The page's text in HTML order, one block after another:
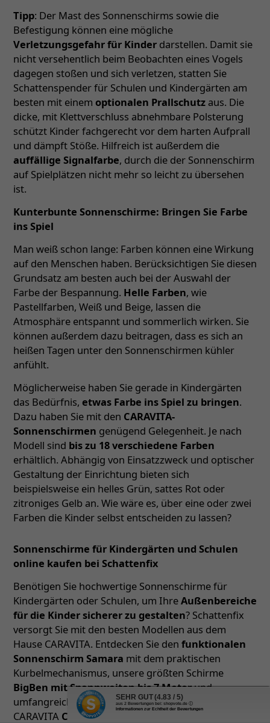
Tipp: Der Mast des Sonnenschirms sowie die
Befestigung können eine mögliche
Verletzungsgefahr für Kinder darstellen. Damit sie
nicht versehentlich beim Beobachten eines Vogels
dagegen stoßen und sich verletzen, statten Sie
Schattenspender für Schulen und Kindergärten am
besten mit einem optionalen Prallschutz aus. Die
dicke, mit Klettverschluss abnehmbare Polsterung
schützt Kinder fachgerecht vor dem harten Aufprall
und dämpft Stöße. Hilfreich ist außerdem die
auffällige Signalfarbe, durch die der Sonnenschirm
auf Spielplätzen nicht mehr so leicht zu übersehen
ist.
Kunterbunte Sonnenschirme: Bringen Sie Farbe
ins Spiel
Man weiß schon lange: Farben können eine Wirkung
auf den Menschen haben. Berücksichtigen Sie diesen
Grundsatz am besten auch bei der Auswahl der
Farbe der Bespannung. Helle Farben, wie
Pastellfarben, Weiß und Beige, lassen die
Atmosphäre entspannt und sommerlich wirken. Sie
können außerdem dazu beitragen, dass es sich an
heißen Tagen unter den Sonnenschirmen kühler
anfühlt.
Möglicherweise haben Sie gerade in Kindergärten
das Bedürfnis, etwas Farbe ins Spiel zu bringen.
Dazu haben Sie mit den CARAVITA-
Sonnenschirmen genügend Gelegenheit. Je nach
Modell sind bis zu 18 verschiedene Farben
erhältlich. Abhängig von Einsatzzweck und optischer
Gestaltung der Einrichtung bieten sich
beispielsweise ein helles Grün, sattes Rot oder
zitroniges Gelb an. Wie wäre es, über eine oder zwei
Farben die Kinder selbst entscheiden zu lassen?
Sonnenschirme für Kindergärten und Schulen
online kaufen bei Schattenfix
Benötigen Sie hochwertige Sonnenschirme für
Kindergärten oder Schulen, um IhreAußenbereiche
für die Kinder sicherer zu gestalten? Schattenfix
versorgt Sie mit den besten Modellen aus dem
Hause CARAVITA. Entdecken Sie den funktionalen
Sonnenschirm Samara mit dem praktischen
Kurbelmechanismus, unsere größten Schirme
BigBen mit Spannweiten bis 7 Meterund
umfangreichem, optionalem Zubehör oder den
CARAVITA Centro als rein quadratische Variante
SEHR GUT(4.83 / 5)
aus 2 Bewertungen bei: shopvote.de ⓘ
Informationen zur Echtheit der Bewertungen